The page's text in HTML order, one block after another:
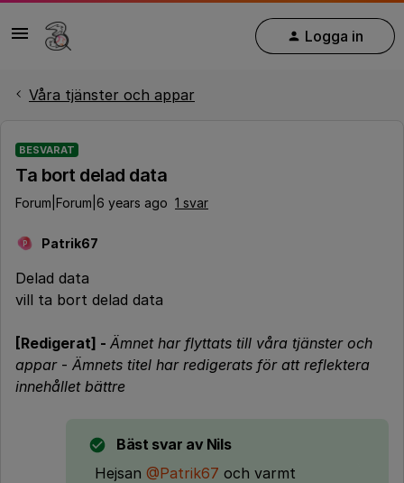
Logga in
Våra tjänster och appar
BESVARAT
Ta bort delad data
Forum|Forum|6 years ago 1 svar
P Patrik67
Delad data
vill ta bort delad data
[Redigerat] - Ämnet har flyttats till våra tjänster och
appar- Ämnets titel har redigerats för att reflektera
innehållet bättre
Bäst svar av Nils
Hejsan @Patrik67 och varmt